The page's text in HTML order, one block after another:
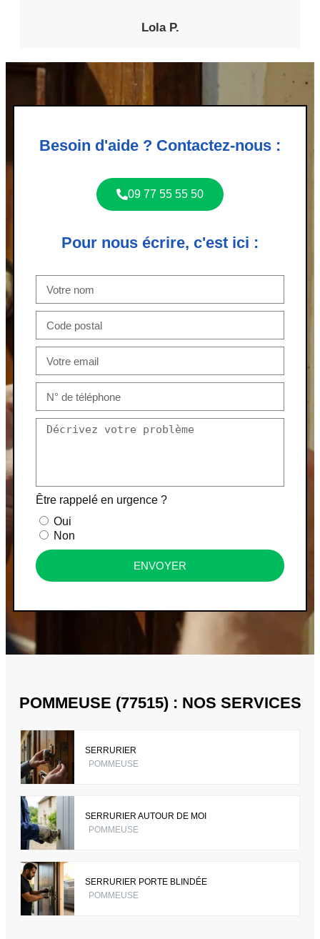
Lola P.
Besoin d'aide ? Contactez-nous :
09 77 55 55 50
Pour nous écrire, c'est ici :
Être rappelé en urgence ?
Oui
Non
ENVOYER
POMMEUSE (77515) : NOS SERVICES
SERRURIER
POMMEUSE
SERRURIER AUTOUR DE MOI
POMMEUSE
SERRURIER PORTE BLINDÉE
POMMEUSE